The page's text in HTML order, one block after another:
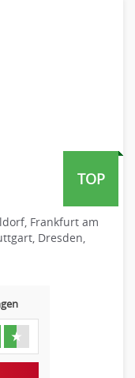
TOP
Frankfurt am
Dresden,
★